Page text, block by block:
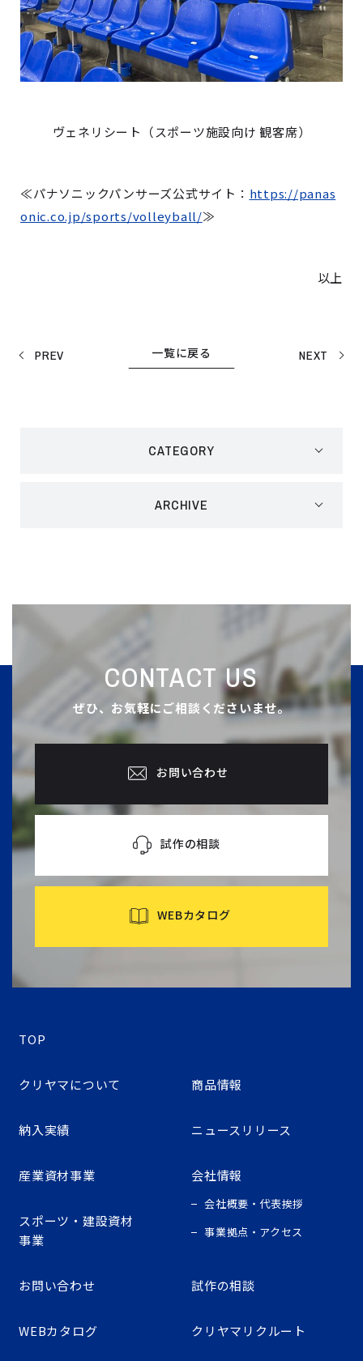
ヴェネリシート（スポーツ施設向け 観客席）
≪パナソニックパンサーズ公式サイト： https://panas
onic.co.jp/sports/volleyball/≫
以上
PREV NEXT
一覧に戻る
CATEGORY
ARCHIVE
CONTACT US
ぜひ、お気軽にご相談くださいませ。
お問い合わせ
試作の相談
WEBカタログ
TOP
クリヤマについて 商品情報
納入実績 ニュースリリース
産業資材事業
スポーツ・建設資材
事業
会社情報
会社概要・代表挨拶
事業拠点・アクセス
お問い合わせ 試作の相談
WEBカタログ クリヤマリクルート